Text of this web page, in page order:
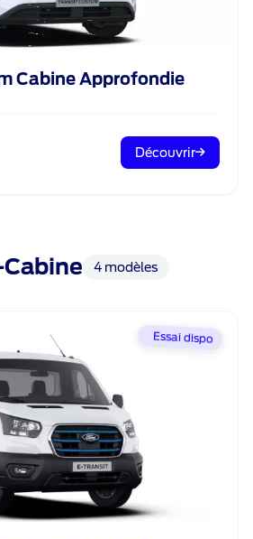
Cabine Approfondie
Découvrir
4 modèles
Essai dispo